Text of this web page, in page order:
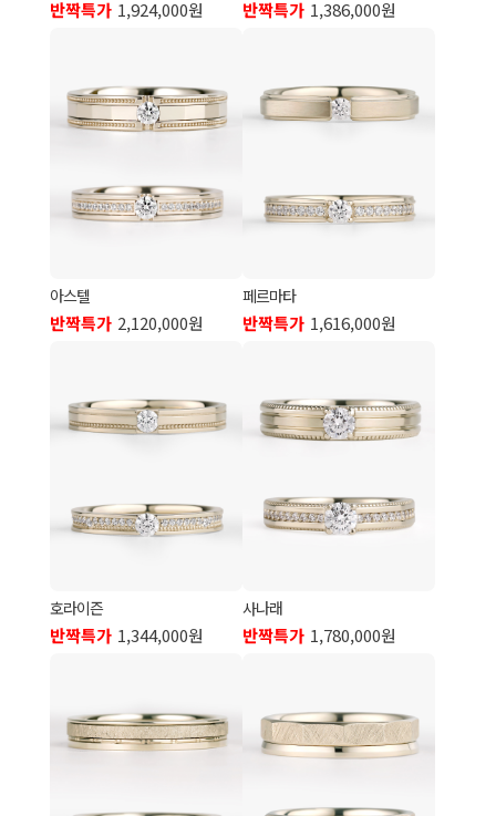
반짝특가 1,924,000원 반짝특가 1,386,000원
아스텔
반짝특가 2,120,000원
페르마타
반짝특가 1,616,000원
호라이즌
반짝특가 1,344,000원
사나래
반짝특가 1,780,000원